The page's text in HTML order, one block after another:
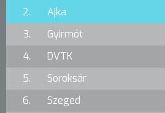
2.
Ajka
3.
Gyirmót
4.
DVTK
5.
Soroksár
6.
Szeged